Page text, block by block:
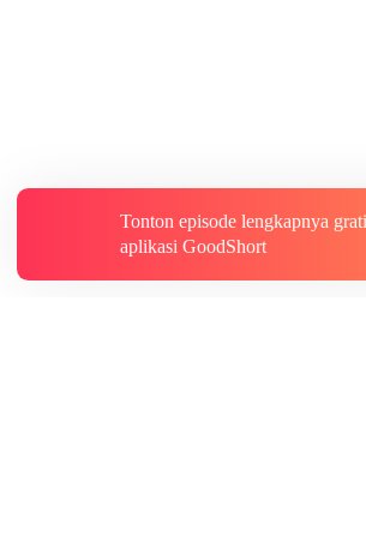
Tonton episode lengkapnya
aplikasi GoodShort